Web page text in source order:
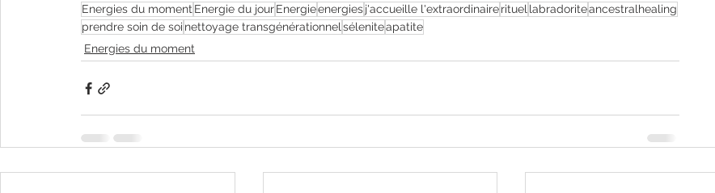
Energies du moment Energie du jourEnergieenergiesj'accueille l'extraordinairerituel labradoriteancestralhealing
prendre soin de soi nettoyage transgénérationnel séleniteapatite
Energies du moment